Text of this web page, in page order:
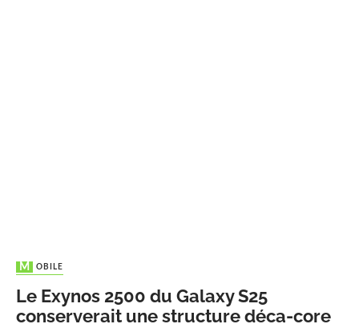
MOBILE
Le Exynos 2500 du Galaxy S25
conserverait une structure déca-core